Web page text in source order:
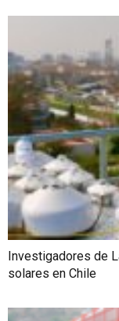
Investigadores de
solares en Chile